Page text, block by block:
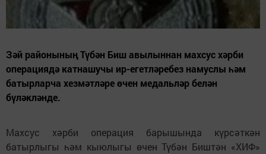
Зәй районының Түбән Биш авылыннан махсус хәрби
операциядә катнашучы ир-егетләребез намуслы һәм
батырларча хезмәтләре өчен медальләр белән
бүләкләнде.
Махсус хәрби операция барышында күрсәткән
батырлыгы һәм кыюлыгы өчен Түбән Биштән «ХИФ»